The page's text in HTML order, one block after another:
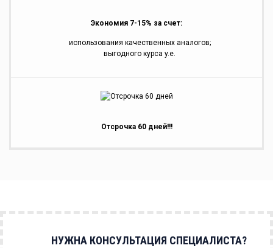
Экономия 7-15% за счет:
использования качественных аналогов;
выгодного курса y.e.
Отсрочка 60 дней!!!
НУЖНА КОНСУЛЬТАЦИЯ СПЕЦИАЛИСТА?